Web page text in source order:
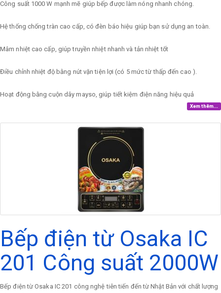
Công suất 1000 W mạnh mẽ giúp bếp được làm nóng nhanh chóng.
Hệ thống chống tràn cao cấp, có đèn báo hiệu giúp bạn sử dụng an toàn.
Mâm nhiệt cao cấp, giúp truyền nhiệt nhanh và tản nhiệt tốt
Điều chỉnh nhiệt độ bằng nút vặn tiện lợi (có 5 mức từ thấp đến cao ).
Hoạt động bằng cuộn dây mayso, giúp tiết kiệm điện năng hiệu quả
Xem thêm...
Bếp điện từ Osaka IC
201 Công suất 2000W
Bếp điện từ Osaka IC 201 công nghệ tiên tiến đến từ Nhật Bản với chất lượng